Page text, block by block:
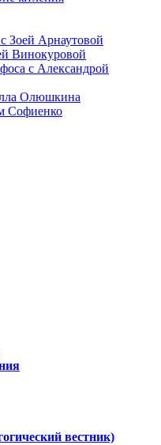
Зоей Арнаутовой
Винокуровой
с Александрой
Олюшкина
Софиенко
вестник)